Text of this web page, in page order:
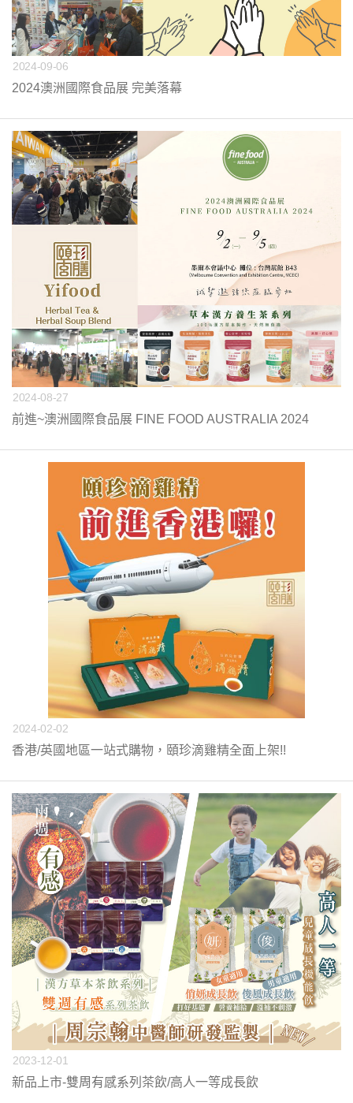
2024-09-06
2024澳洲國際食品展 完美落幕
2024-08-27
前進~澳洲國際食品展 FINE FOOD AUSTRALIA 2024
2024-02-02
香港/英國地區一站式購物，頤珍滴雞精全面上架!!
2023-12-01
新品上市-雙周有感系列茶飲/高人一等成長飲